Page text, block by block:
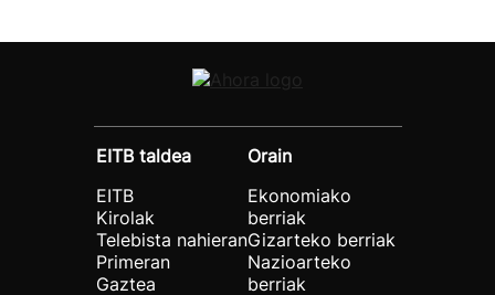
EITB taldea
EITB
Kirolak
Telebista nahieran
Primeran
Gaztea
Orain
Ekonomiako
berriak
Gizarteko berriak
Nazioarteko
berriak